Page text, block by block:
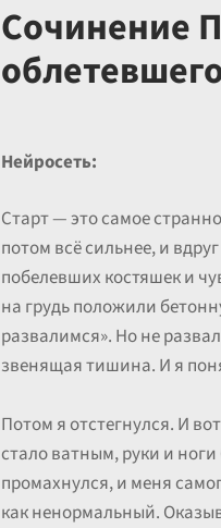
Сочинение
Нейросеть:
Старт — это самое
потом всё сильнее, и
побелевших костяшек и
на грудь положили
развалимся». Но не
звенящая тишина. И я
Потом я отстегнулся. И
стало ватным, руки и
промахнулся, и меня
как ненормальный.